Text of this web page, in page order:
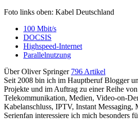
Foto links oben: Kabel Deutschland
100 Mbit/s
DOCSIS
Highspeed-Internet
Parallelnutzung
Über Oliver Springer 796 Artikel
Seit 2008 bin ich im Hauptberuf Blogger
Projekte und im Auftrag zu einer Reihe
Telekommunikation, Medien, Video-on-
Kabelanschluss, IPTV, Instant
Serienfan interessiere ich mich besonders